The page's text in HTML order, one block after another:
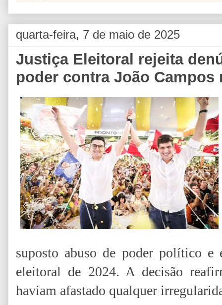
quarta-feira, 7 de maio de 2025
Justiça Eleitoral rejeita
poder contra João Campos
suposto abuso de poder político e
eleitoral de 2024. A decisão
haviam afastado qualquer